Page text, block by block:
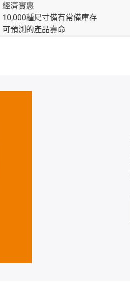
經濟實惠
10,000種尺寸備有常備庫存
可預測的產品壽命